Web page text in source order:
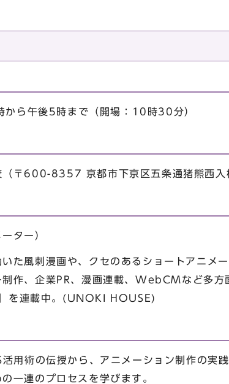
ら午後5時まで（開場：10時30分）
（〒600-8357 京都市下京区五条通猪熊西入
ター）
た風刺漫画や、クセのあるショートアニメ
作、企業PR、漫画連載、WebCMなど多方
を連載中。(UNOKI HOUSE)
用術の伝授から、アニメーション制作の実
一連のプロセスを学びます。